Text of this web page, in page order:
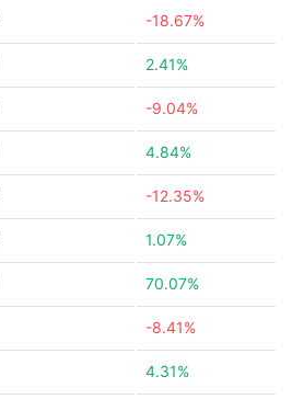
-18.67%
2.41%
-9.04%
4.84%
-12.35%
1.07%
70.07%
-8.41%
4.31%